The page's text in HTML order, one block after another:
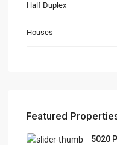
Half Duplex
Houses
Featured
5020